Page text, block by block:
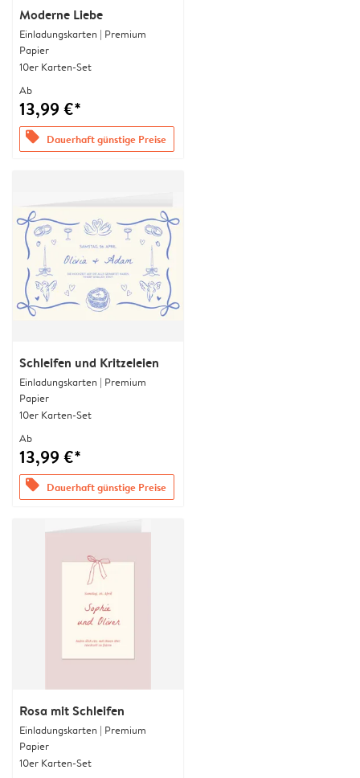
Moderne Liebe
Einladungskarten | Premium
Papier
10er Karten-Set
Ab
13,99 €*
offers Dauerhaft günstige Preise
Schleifen und Kritzeleien
Einladungskarten | Premium
Papier
10er Karten-Set
Ab
13,99 €*
offers Dauerhaft günstige Preise
Rosa mit Schleifen
Einladungskarten | Premium
Papier
10er Karten-Set